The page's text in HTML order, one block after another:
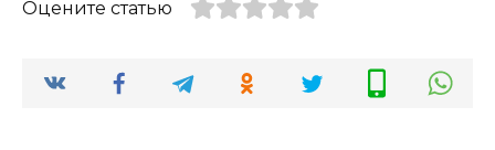
Оцените статью